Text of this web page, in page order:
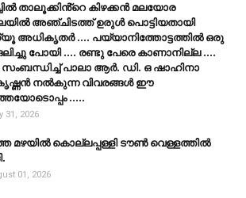
താലൂക്കിൻ്റെ കിഴക്കൻ മലയോര
അഞ്ചിടത്ത് ഉരുൾ പൊട്ടിയതായി
അധികൃതർ .... പയ്യാനിത്തോട്ടത്തിൽ ഒരു
പോയി .... രണ്ടു പേരെ കാണാനില്ല ....
പാലാ ആർ. ഡി. ഒ ഷാഹിനാ
നൽകുന്ന വിവരങ്ങൾ ഈ
.....
31, 2026
മഴയില്‍ കൊല്ലപ്പള്ളി ടൗണ്‍ വെള്ളത്തില്‍
01, 2026